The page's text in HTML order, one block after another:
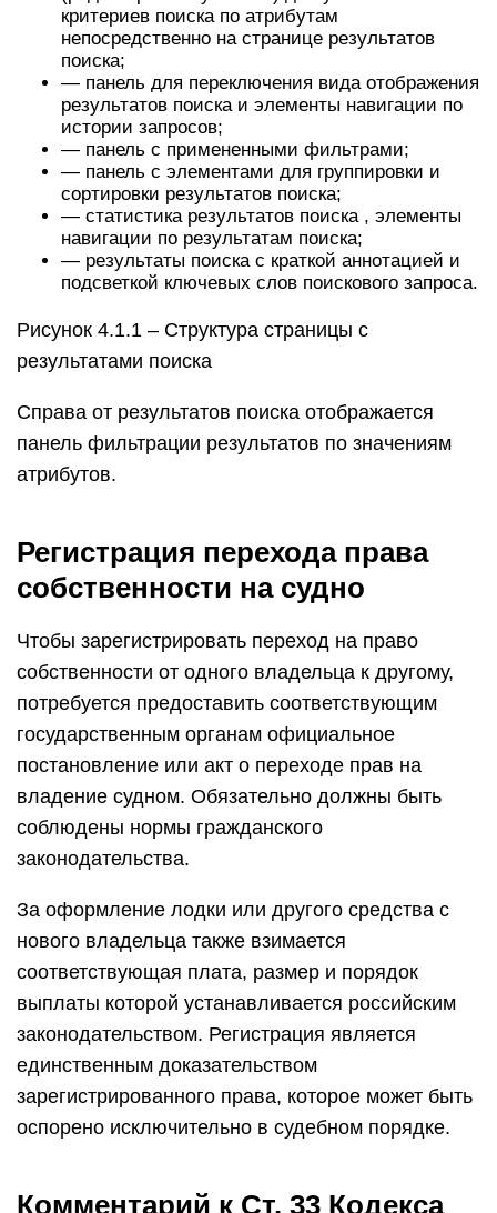
критериев поиска по атрибутам
непосредственно на странице результатов
поиска;
— панель для переключения вида отображения
результатов поиска и элементы навигации по
истории запросов;
— панель с примененными фильтрами;
— панель с элементами для группировки и
сортировки результатов поиска;
— статистика результатов поиска , элементы
навигации по результатам поиска;
— результаты поиска с краткой аннотацией и
подсветкой ключевых слов поискового запроса.
Рисунок 4.1.1 – Структура страницы с
результатами поиска
Справа от результатов поиска отображается
панель фильтрации результатов по значениям
атрибутов.
Регистрация перехода права
собственности на судно
Чтобы зарегистрировать переход на право
собственности от одного владельца к другому,
потребуется предоставить соответствующим
государственным органам официальное
постановление или акт о переходе прав на
владение судном. Обязательно должны быть
соблюдены нормы гражданского
законодательства.
За оформление лодки или другого средства с
нового владельца также взимается
соответствующая плата, размер и порядок
выплаты которой устанавливается российским
законодательством. Регистрация является
единственным доказательством
зарегистрированного права, которое может быть
оспорено исключительно в судебном порядке.
Комментарий к Ст. 33 Кодекса